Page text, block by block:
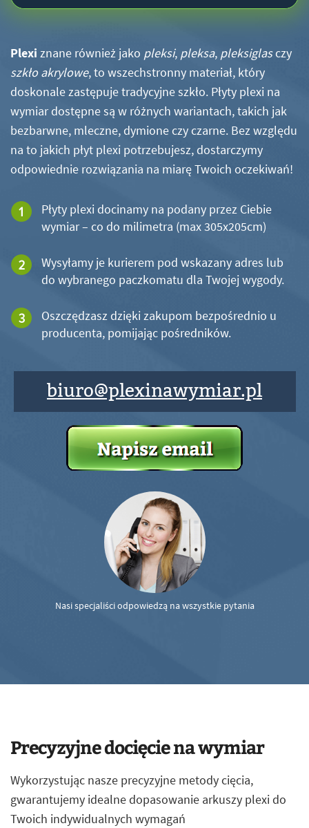
Plexi znane również jako pleksi, pleksa, pleksiglasczy
szkło akrylowe, to wszechstronny materiał, który
doskonale zastępuje tradycyjne szkło. Płyty plexi na
wymiar dostępne są w różnych wariantach, takich jak
bezbarwne, mleczne, dymione czy czarne. Bez względu
na to jakich płyt plexi potrzebujesz, dostarczymy
odpowiednie rozwiązania na miarę Twoich oczekiwań!
Płyty plexi docinamy na podany przez Ciebie
wymiar – co do milimetra (max 305x205cm)
Wysyłamy je kurierem pod wskazany adres lub
do wybranego paczkomatu dla Twojej wygody.
Oszczędzasz dzięki zakupom bezpośrednio u
producenta, pomijając pośredników.
biuro@plexinawymiar.pl
Nasi specjaliści odpowiedzą na wszystkie pytania
Precyzyjne docięcie na wymiar
Wykorzystując nasze precyzyjne metody cięcia,
gwarantujemy idealne dopasowanie arkuszy plexi do
Twoich indywidualnych wymagań